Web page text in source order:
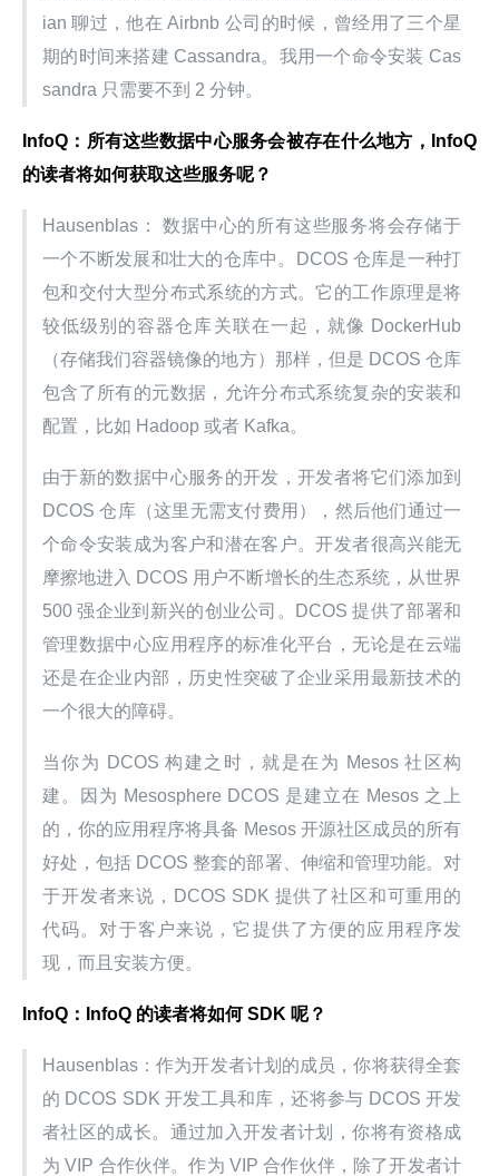
ian 聊过，他在 Airbnb 公司的时候，曾经用了三个星
期的时间来搭建 Cassandra。我用一个命令安装 Cas
sandra 只需要不到 2 分钟。
InfoQ：所有这些数据中心服务会被存在什么地方，InfoQ
的读者将如何获取这些服务呢？
Hausenblas： 数据中心的所有这些服务将会存储于
一个不断发展和壮大的仓库中。DCOS 仓库是一种打
包和交付大型分布式系统的方式。它的工作原理是将
较低级别的容器仓库关联在一起，就像 DockerHub
（存储我们容器镜像的地方）那样，但是 DCOS 仓库
包含了所有的元数据，允许分布式系统复杂的安装和
配置，比如 Hadoop 或者 Kafka。
由于新的数据中心服务的开发，开发者将它们添加到
DCOS 仓库（这里无需支付费用），然后他们通过一
个命令安装成为客户和潜在客户。开发者很高兴能无
摩擦地进入 DCOS 用户不断增长的生态系统，从世界
500 强企业到新兴的创业公司。DCOS 提供了部署和
管理数据中心应用程序的标准化平台，无论是在云端
还是在企业内部，历史性突破了企业采用最新技术的
一个很大的障碍。
当你为 DCOS 构建之时，就是在为 Mesos 社区构
建。因为 Mesosphere DCOS 是建立在 Mesos 之上
的，你的应用程序将具备 Mesos 开源社区成员的所有
好处，包括 DCOS 整套的部署、伸缩和管理功能。对
于开发者来说，DCOS SDK 提供了社区和可重用的
代码。对于客户来说，它提供了方便的应用程序发
现，而且安装方便。
InfoQ：InfoQ 的读者将如何 SDK 呢？
Hausenblas：作为开发者计划的成员，你将获得全套
的 DCOS SDK 开发工具和库，还将参与 DCOS 开发
者社区的成长。通过加入开发者计划，你将有资格成
为 VIP 合作伙伴。作为 VIP 合作伙伴，除了开发者计